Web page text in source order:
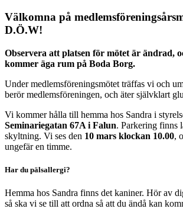
Välkomna på
D.Ö.W!
Observera att platsen för mötet är ändrad,
kommer äga rum på Boda Borg.
Under medlemsföreningsmötet träffas vi och
berör medlemsföreningen, och äter självklart
Vi kommer hålla till hemma hos Sandra i
Seminariegatan 67A i Falun. Parkering finns
skyltning. Vi ses den 10 mars klockan 10.00,
ungefär en timme.
Har du pälsallergi?
Hemma hos Sandra finns det kaniner. Hör av
så ska vi se till att ordna så att du ändå kan